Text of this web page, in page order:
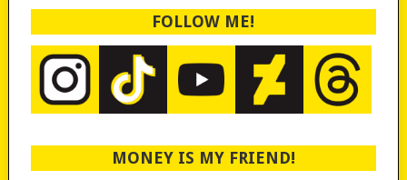
FOLLOW ME!
MONEY IS MY FRIEND!